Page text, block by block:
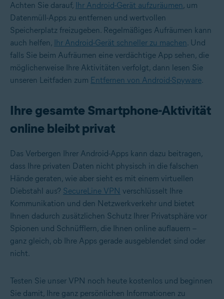
Achten Sie darauf, Ihr Android-Gerät aufzuräumen , um
Datenmüll-Apps zu entfernen und wertvollen
Speicherplatz freizugeben. Regelmäßiges Aufräumen kann
auch helfen, Ihr Android-Gerät schneller zu machen. Und
falls Sie beim Aufräumen eine verdächtige App sehen, die
möglicherweise Ihre Aktivitäten verfolgt, dann lesen Sie
unseren Leitfaden zum Entfernen von Android-Spyware.
Ihre gesamte Smartphone-Aktivität
online bleibt privat
Das Verbergen Ihrer Android-Apps kann dazu beitragen,
dass Ihre privaten Daten nicht physisch in die falschen
Hände geraten, wie aber sieht es mit einem virtuellen
Diebstahl aus? SecureLine VPN verschlüsselt Ihre
Kommunikation und den Netzwerkverkehr und bietet
Ihnen dadurch zusätzlichen Schutz Ihrer Privatsphäre vor
Spionen und Schnüfflern, die Ihnen online auflauern –
ganz gleich, ob Ihre Apps gerade ausgeblendet sind oder
nicht.
Testen Sie unser VPN noch heute kostenlos und beginnen
Sie damit, Ihre ganz persönlichen Informationen zu